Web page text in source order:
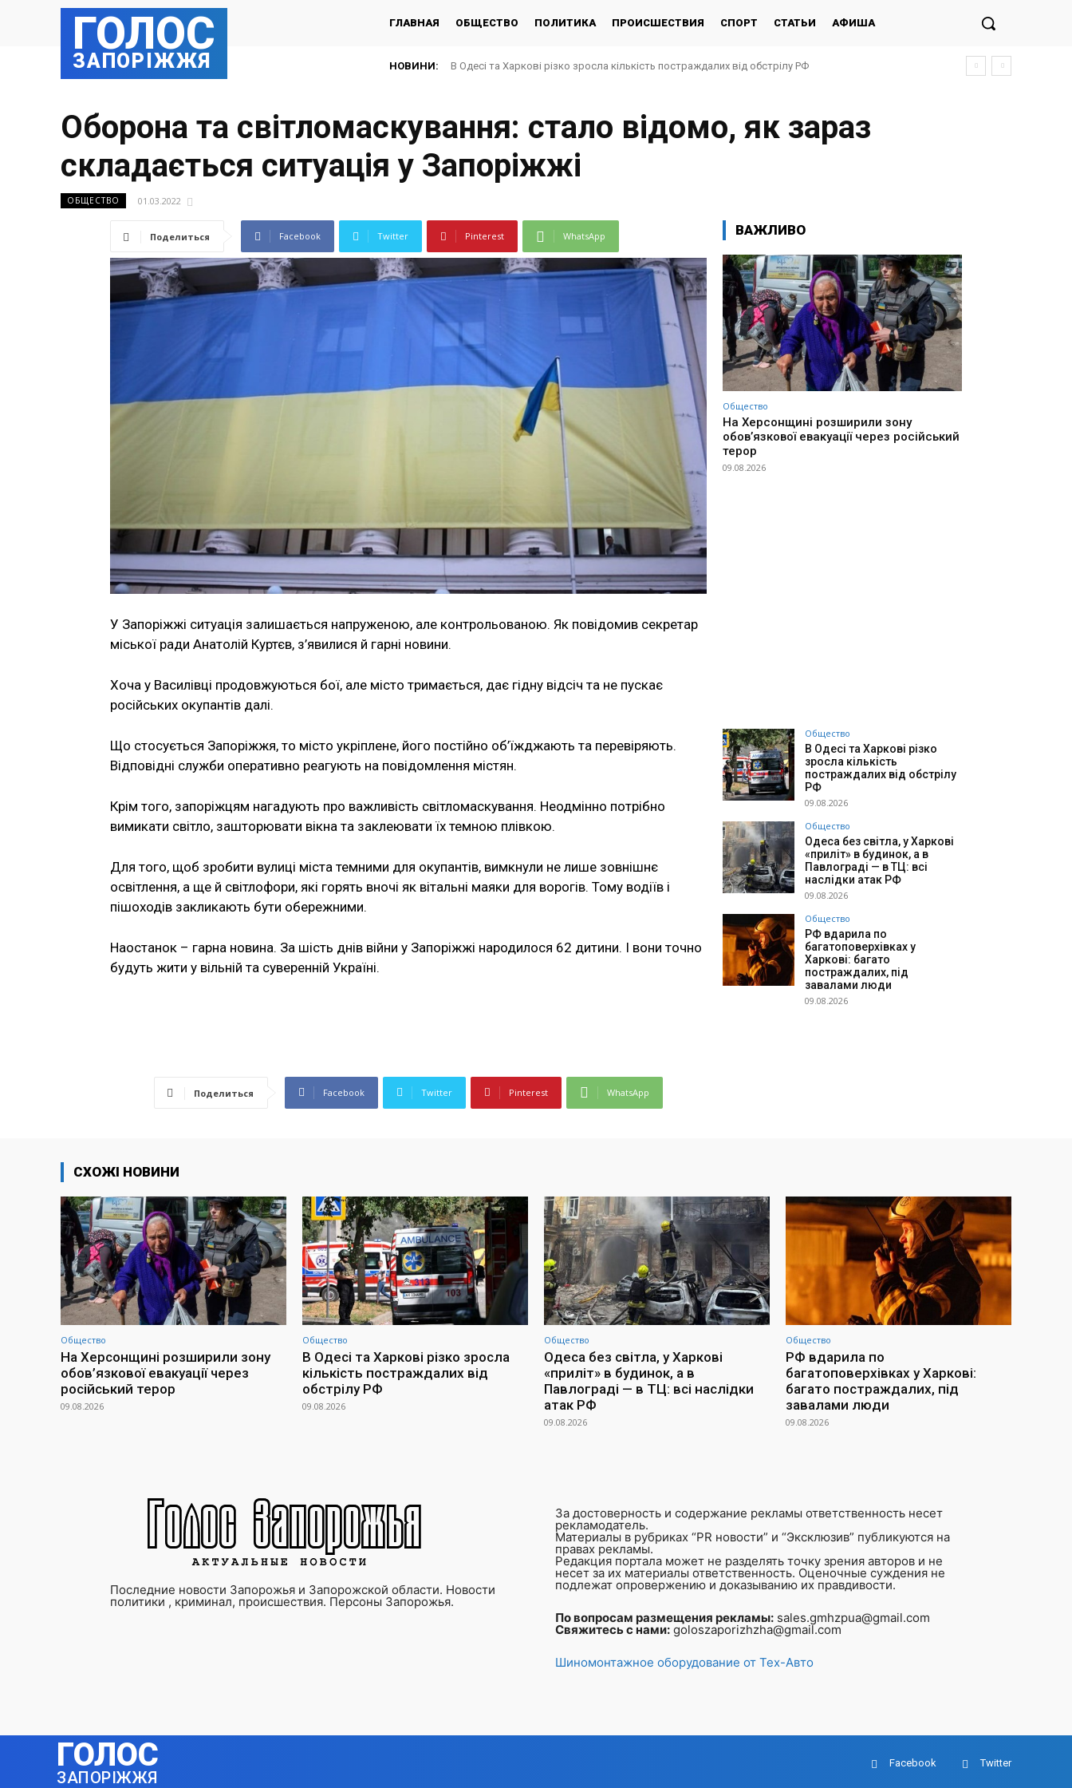
ГОЛОС
ЗАПОРІЖЖЯ
ГЛАВНАЯ ОБЩЕСТВО ПОЛИТИКА ПРОИСШЕСТВИЯ СПОРТ СТАТЬИ АФИША
НОВИНИ: В Одесі та Харкові різко зросла кількість постраждалих від обстрілу РФ
Оборона та світломаскування: стало відомо, як зараз
складається ситуація у Запоріжжі
ОБЩЕСТВО 01.03.2022
Поделиться Facebook Twitter Pinterest WhatsApp
У Запоріжжі ситуація залишається напруженою, але контрольованою. Як повідомив секретар
міської ради Анатолій Куртєв, з’явилися й гарні новини.
Хоча у Василівці продовжуються бої, але місто тримається, дає гідну відсіч та не пускає
російських окупантів далі.
Що стосується Запоріжжя, то місто укріплене, його постійно об’їжджають та перевіряють.
Відповідні служби оперативно реагують на повідомлення містян.
Крім того, запоріжцям нагадують про важливість світломаскування. Неодмінно потрібно
вимикати світло, зашторювати вікна та заклеювати їх темною плівкою.
Для того, щоб зробити вулиці міста темними для окупантів, вимкнули не лише зовнішнє
освітлення, а ще й світлофори, які горять вночі як вітальні маяки для ворогів. Тому водіїв і
пішоходів закликають бути обережними.
Наостанок – гарна новина. За шість днів війни у Запоріжжі народилося 62 дитини. І вони точно
будуть жити у вільній та суверенній Україні.
Поделиться Facebook Twitter Pinterest WhatsApp
ВАЖЛИВО
Общество
На Херсонщині розширили зону
обов’язкової евакуації через російський
терор
09.08.2026
Общество
В Одесі та Харкові різко
зросла кількість
постраждалих від обстрілу
РФ
09.08.2026
Общество
Одеса без світла, у Харкові
«приліт» в будинок, а в
Павлограді — в ТЦ: всі
наслідки атак РФ
09.08.2026
Общество
РФ вдарила по
багатоповерхівках у
Харкові: багато
постраждалих, під
завалами люди
09.08.2026
СХОЖІ НОВИНИ
Общество
На Херсонщині розширили зону
обов’язкової евакуації через
російський терор
09.08.2026
Общество
В Одесі та Харкові різко зросла
кількість постраждалих від
обстрілу РФ
09.08.2026
Общество
Одеса без світла, у Харкові
«приліт» в будинок, а в
Павлограді — в ТЦ: всі наслідки
атак РФ
09.08.2026
Общество
РФ вдарила по
багатоповерхівках у Харкові:
багато постраждалих, під
завалами люди
09.08.2026
Последние новости Запорожья и Запорожской области. Новости
политики , криминал, происшествия. Персоны Запорожья.
За достоверность и содержание рекламы ответственность несет
рекламодатель.
Материалы в рубриках “PR новости” и “Эксклюзив” публикуются на
правах рекламы.
Редакция портала может не разделять точку зрения авторов и не
несет за их материалы ответственность. Оценочные суждения не
подлежат опровержению и доказыванию их правдивости.
По вопросам размещения рекламы: sales.gmhzpua@gmail.com
Свяжитесь с нами: goloszaporizhzha@gmail.com
Шиномонтажное оборудование от Тех-Авто
ГОЛОС
ЗАПОРІЖЖЯ
Facebook Twitter